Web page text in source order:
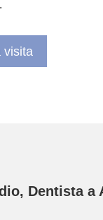
visita
Dentista a